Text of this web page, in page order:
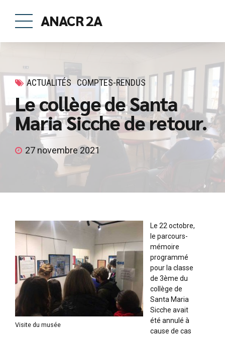
ANACR 2A
ACTUALITÉS COMPTES-RENDUS
Le collège de Santa
Maria Sicche de retour.
27 novembre 2021
Visite du musée
Le 22 octobre,
le parcours-
mémoire
programmé
pour la classe
de 3ème du
collège de
Santa Maria
Sicche avait
été annulé à
cause de cas